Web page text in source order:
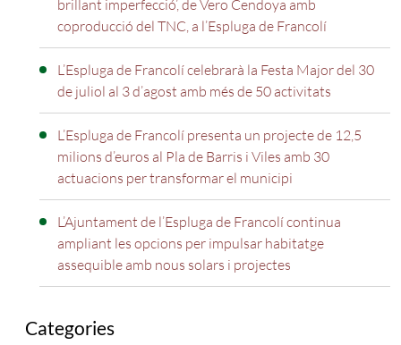
brillant imperfecció’, de Vero Cendoya amb
coproducció del TNC, a l’Espluga de Francolí
L’Espluga de Francolí celebrarà la Festa Major del 30
de juliol al 3 d’agost amb més de 50 activitats
L’Espluga de Francolí presenta un projecte de 12,5
milions d’euros al Pla de Barris i Viles amb 30
actuacions per transformar el municipi
L’Ajuntament de l’Espluga de Francolí continua
ampliant les opcions per impulsar habitatge
assequible amb nous solars i projectes
Categories